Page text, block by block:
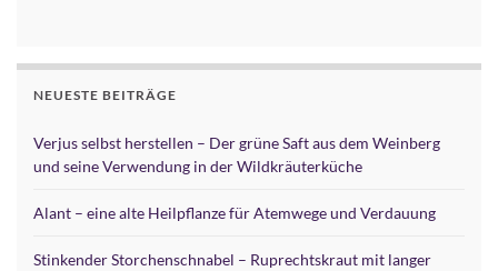
NEUESTE BEITRÄGE
Verjus selbst herstellen – Der grüne Saft aus dem Weinberg
und seine Verwendung in der Wildkräuterküche
Alant – eine alte Heilpflanze für Atemwege und Verdauung
Stinkender Storchenschnabel – Ruprechtskraut mit langer